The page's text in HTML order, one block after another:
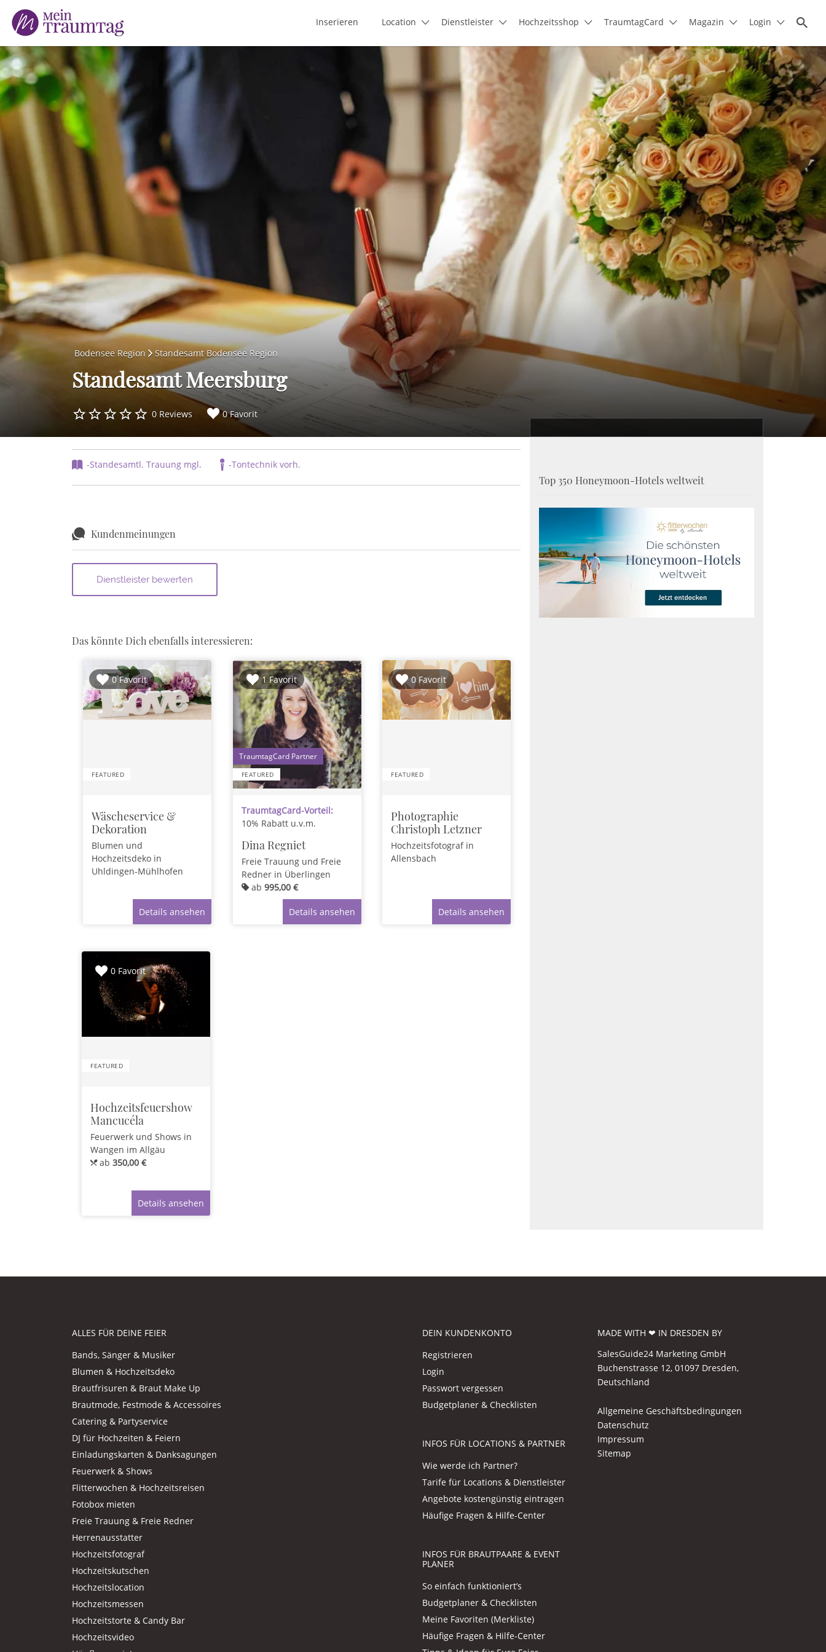
Inserieren Location Dienstleister Hochzeitsshop TraumtagCard Magazin Login
Suchen
nach:
Bodensee Region Standesamt Bodensee Region
Standesamt Meersburg
0 Reviews 0 Favorit
-Standesamtl. Trauung mgl. -Tontechnik vorh.
Kundenmeinungen
Das könnte Dich ebenfalls interessieren:
0 Favorit
FEATURED
Wäscheservice &
Dekoration
Blumen und
Hochzeitsdeko in
Uhldingen-Mühlhofen
Details ansehen
1 Favorit
FEATURED
1
TraumtagCard-Vorteil:
10% Rabatt u.v.m.
Dina Regniet
Freie Trauung und Freie
Redner in Überlingen
ab 995,00 €
Details ansehen
0 Favorit
FEATURED
Photographie
Christoph Letzner
Hochzeitsfotograf in
Allensbach
Details ansehen
0 Favorit
FEATURED
Hochzeitsfeuershow
Mancucéla
Feuerwerk und Shows in
Wangen im Allgäu
ab 350,00 €
Details ansehen
Top 350 Honeymoon-Hotels weltweit
ALLES FÜR DEINE FEIER
Bands, Sänger & Musiker
Blumen & Hochzeitsdeko
Brautfrisuren & Braut Make Up
Brautmode, Festmode & Accessoires
Catering & Partyservice
DJ für Hochzeiten & Feiern
Einladungskarten & Danksagungen
Feuerwerk & Shows
Flitterwochen & Hochzeitsreisen
Fotobox mieten
Freie Trauung & Freie Redner
Herrenausstatter
Hochzeitsfotograf
Hochzeitskutschen
Hochzeitslocation
Hochzeitsmessen
Hochzeitstorte & Candy Bar
Hochzeitsvideo
DEIN KUNDENKONTO
Registrieren
Login
Passwort vergessen
Budgetplaner & Checklisten
INFOS FÜR LOCATIONS & PARTNER
Wie werde ich Partner?
Tarife für Locations & Dienstleister
Angebote kostengünstig eintragen
Häufige Fragen & Hilfe-Center
INFOS FÜR BRAUTPAARE & EVENT
PLANER
So einfach funktioniert’s
Budgetplaner & Checklisten
Meine Favoriten (Merkliste)
Häufige Fragen & Hilfe-Center
MADE WITH ❤ IN DRESDEN BY
SalesGuide24 Marketing GmbH
Buchenstrasse 12, 01097 Dresden,
Deutschland
Allgemeine Geschäftsbedingungen
Datenschutz
Impressum
Sitemap